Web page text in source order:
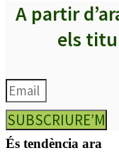
A partir
els
SUBSCRIURE’M
És tendència ara